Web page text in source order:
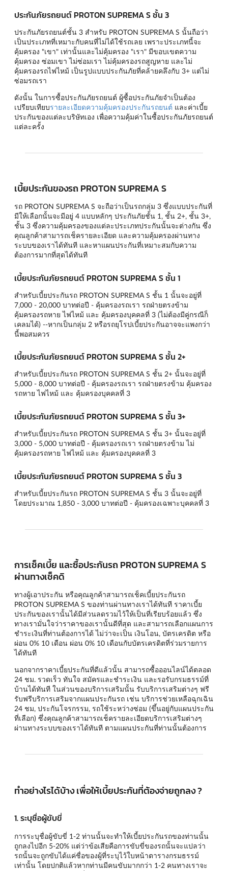
ประกันภัยรถยนต์ PROTON SUPREMA S ชั้น 3
ประกันภัยรถยนต์ชั้น 3 สำหรับ PROTON SUPREMA S นั้นถือว่า
เป็นประเภทที่เหมาะกับคนที่ไม่ได้ใช้รถเลย เพราะประเภทนี้จะ
คุ้มครอง "เขา" เท่านั้นและไม่คุ้มครอง "เรา" มีขอบเขตความ
คุ้มครอง ซ่อมเขา ไม่ซ่อมเรา ไม่คุ้มครองรถสูญหาย และไม่
คุ้มครองรถไฟไหม้ เป็นรูปแบบประกันภัยที่คล้ายคลึงกับ 3+ แต่ไม่
ซ่อมรถเรา
ดังนั้น ในการซื้อประกันภัยรถยนต์ ผู้ซื้อประกันภัยจำเป็นต้อง
เปรียบเทียบรายละเอียดความคุ้มครองประกันรถยนต์ และค่าเบี้ย
ประกันของแต่ละบริษัทเอง เพื่อความคุ้มค่าในซื้อประกันภัยรถยนต์
แต่ละครั้ง
เบี้ยประกันของรถ PROTON SUPREMA S
รถ PROTON SUPREMA S จะถือว่าเป็นรถกลุ่ม 3 ซึ่งแบบประกันที่
มีให้เลือกนั้นจะมีอยู่ 4 แบบหลักๆ ประกันภัยชั้น 1, ชั้น 2+, ชั้น 3+,
ชั้น 3 ซึ่งความคุ้มครองของแต่ละประเภทประกันนั้นจะต่างกัน ซึ่ง
คุณลูกค้าสามารถเช็ครายละเอียด และความคุ้มครองผ่านทาง
ระบบของเราได้ทันที และหาแผนประกันที่เหมาะสมกับความ
ต้องการมากที่สุดได้ทันที
เบี้ยประกันภัยรถยนต์ PROTON SUPREMA S ชั้น 1
สำหรับเบี้ยประกันรถ PROTON SUPREMA S ชั้น 1 นั้นจะอยู่ที่
7,000 - 20,000 บาทต่อปี - คุ้มครองรถเรา รถฝ่ายตรงข้าม
คุ้มครองรถหาย ไฟไหม้ และ คุ้มครองบุคคลที่ 3 (ไม่ต้องมีคู่กรณีก็
เคลมได้) --หากเป็นกลุ่ม 2 หรือรถยุโรปเบี้ยประกันอาจจะแพงกว่า
นี้พอสมควร
เบี้ยประกันภัยรถยนต์ PROTON SUPREMA S ชั้น 2+
สำหรับเบี้ยประกันรถ PROTON SUPREMA S ชั้น 2+ นั้นจะอยู่ที่
5,000 - 8,000 บาทต่อปี - คุ้มครองรถเรา รถฝ่ายตรงข้าม คุ้มครอง
รถหาย ไฟไหม้ และ คุ้มครองบุคคลที่ 3
เบี้ยประกันภัยรถยนต์ PROTON SUPREMA S ชั้น 3+
สำหรับเบี้ยประกันรถ PROTON SUPREMA S ชั้น 3+ นั้นจะอยู่ที่
3,000 - 5,000 บาทต่อปี - คุ้มครองรถเรา รถฝ่ายตรงข้าม ไม่
คุ้มครองรถหาย ไฟไหม้ และ คุ้มครองบุคคลที่ 3
เบี้ยประกันภัยรถยนต์ PROTON SUPREMA S ชั้น 3
สำหรับเบี้ยประกันรถ PROTON SUPREMA S ชั้น 3 นั้นจะอยู่ที่
โดยประมาณ 1,850 - 3,000 บาทต่อปี - คุ้มครองเฉพาะบุคคลที่ 3
การเช็คเบี้ย และซื้อประกันรถ PROTON SUPREMA S
ผ่านทางเช็คดิ
ทางผู้เอาประกัน หรือคุณลูกค้าสามารถเช็คเบี้ยประกันรถ
PROTON SUPREMA S ของท่านผ่านทางเราได้ทันที ราคาเบี้ย
ประกันของเรานั้นได้มีส่วนลดรวมไว้ให้เป็นที่เรียบร้อยแล้ว ซึ่ง
ทางเรามั่นใจว่าราคาของเรานั้นดีที่สุด และสามารถเลือกแผนการ
ชำระเงินที่ท่านต้องการได้ ไม่ว่าจะเป็น เงินโอน, บัตรเครดิต หรือ
ผ่อน 0% 10 เดือน ผ่อน 0% 10 เดือนกับบัตรเครดิตที่ร่วมรายการ
ได้ทันที
นอกจากราคาเบี้ยประกันที่ดีแล้วนั้น สามารถซื้อออนไลน์ได้ตลอด
24 ชม. รวดเร็ว ทันใจ สมัครและชำระเงิน และรอรับกรมธรรม์ที่
บ้านได้ทันที ในส่วนของบริการเสริมนั้น รับบริการเสริมต่างๆ ฟรี
รับฟรีบริการเสริมจากแผนประกันรถ เช่น บริการช่วยเหลือฉุกเฉิน
24 ชม, ประกันโจรกรรม, รถใช้ระหว่างซ่อม (ขึ้นอยู่กับแผนประกัน
ที่เลือก) ซึ่งคุณลูกค้าสามารถเช็ครายละเอียดบริการเสริมต่างๆ
ผ่านทางระบบของเราได้ทันที ตามแผนประกันที่ท่านนั้นต้องการ
ทำอย่างไรได้บ้าง เพื่อให้เบี้ยประกันที่ต้องจ่ายถูกลง ?
1. ระบุชื่อผู้ขับขี่
การระบุชื่อผู้ขับขี่ 1-2 ท่านนั้นจะทำให้เบี้ยประกันรถของท่านนั้น
ถูกลงไปอีก 5-20% แต่ว่าข้อเสียคือการขับขี่ของรถนั้นจะแปลว่า
รถนั้นจะถูกขับได้แค่ชื่อของผู้ที่ระบุไว้ใบหน้าตารางกรมธรรม์
เท่านั้น โดยปกติแล้วหากท่านมีคนขับมากกว่า 1-2 คนทางเราจะ